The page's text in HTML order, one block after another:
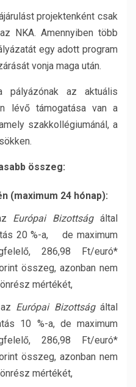
projektenként csak
NKA. Amennyiben több
egy adott program
vonja maga után.
az aktuális
lévő támogatása van a
szakkollégiumánál, a
összeg:
(maximum 24 hónap):
Európai Bizottságáltal
20 %-a, de maximum
286,98 Ft/euró*
összeg, azonban nem
mértékét,
Európai Bizottságáltal
10 %-a, de maximum
286,98 Ft/euró*
összeg, azonban nem
mértékét,